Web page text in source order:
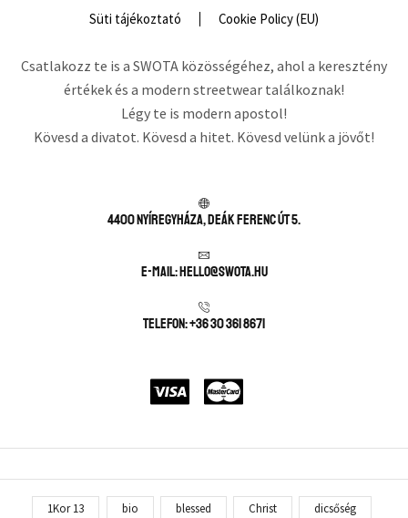
Süti tájékoztató Cookie Policy (EU)
Csatlakozz te is a SWOTA közösségéhez, ahol a keresztény
értékek és a modern streetwear találkoznak!
Légy te is modern apostol!
Kövesd a divatot. Kövesd a hitet. Kövesd velünk a jövőt!
4400 Nyíregyháza, Deák Ferenc út 5.
E-mail: hello@swota.hu
Telefon: +36 30 361 8671
1Kor 13 bio blessed Christ dicsőség